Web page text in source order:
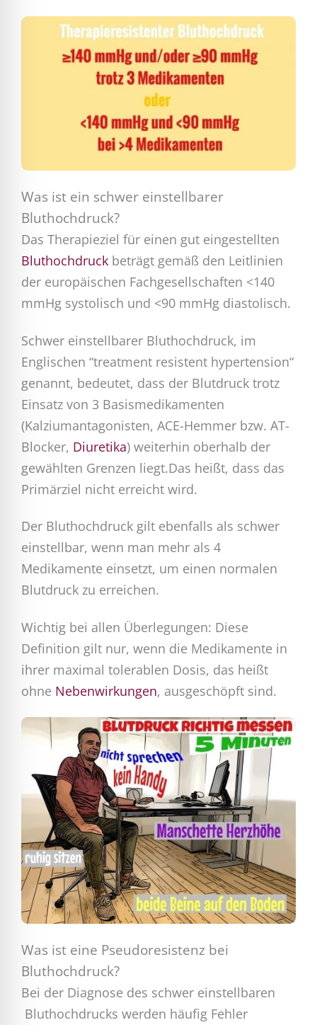
Was ist ein schwer einstellbarer
Bluthochdruck?
Das Therapieziel für einen gut eingestellten
Bluthochdruck beträgt gemäß den Leitlinien
der europäischen Fachgesellschaften <140
mmHg systolisch und <90 mmHg diastolisch.
Schwer einstellbarer Bluthochdruck, im
Englischen “treatment resistent hypertension“
genannt, bedeutet, dass der Blutdruck trotz
Einsatz von 3 Basismedikamenten
(Kalziumantagonisten, ACE-Hemmer bzw. AT-
Blocker, Diuretika) weiterhin oberhalb der
gewählten Grenzen liegt.Das heißt, dass das
Primärziel nicht erreicht wird.
Der Bluthochdruck gilt ebenfalls als schwer
einstellbar, wenn man mehr als 4
Medikamente einsetzt, um einen normalen
Blutdruck zu erreichen.
Wichtig bei allen Überlegungen: Diese
Definition gilt nur, wenn die Medikamente in
ihrer maximal tolerablen Dosis, das heißt
ohne Nebenwirkungen, ausgeschöpft sind.
Was ist eine Pseudoresistenz bei
Bluthochdruck?
Bei der Diagnose des schwer einstellbaren
Bluthochdrucks werden häufig Fehler